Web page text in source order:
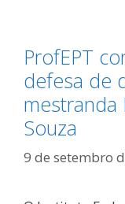
ProfEPT
defesa de
mestranda
Souza
9 de setembro